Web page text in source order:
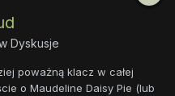
Dyskusje
poważną klacz w całej
o Maudeline Daisy Pie (lub